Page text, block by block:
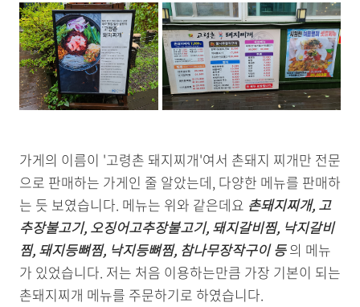
가게의 이름이 '고령촌 돼지찌개'여서 촌돼지 찌개만 전문
으로 판매하는 가게인 줄 알았는데, 다양한 메뉴를 판매하
는 듯 보였습니다. 메뉴는 위와 같은데요 촌돼지찌개, 고
추장불고기, 오징어고추장불고기, 돼지갈비찜, 낙지갈비
찜, 돼지등뼈찜, 낙지등뼈찜, 참나무장작구이 등의 메뉴
가 있었습니다. 저는 처음 이용하는만큼 가장 기본이 되는
촌돼지찌개 메뉴를 주문하기로 하였습니다.